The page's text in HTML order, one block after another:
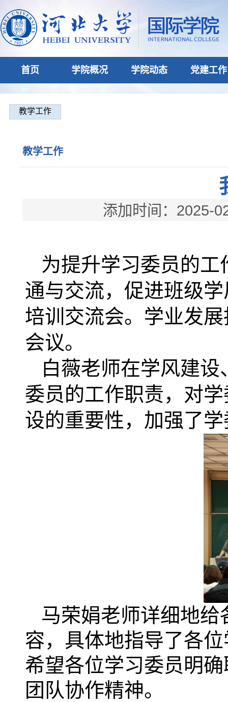
首页 学院概况 学院动态 党建工作
教学工作
教学工作
添加时间：2025-
为提升学习委员的
通与交流，促进班级
培训交流会。学业发
会议。
白薇老师在学风建
委员的工作职责，对
设的重要性，加强了
马荣娟老师详细地
容，具体地指导了各
希望各位学习委员明
团队协作精神。